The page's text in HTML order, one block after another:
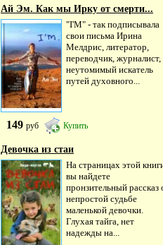
Ай Эм. Как мы Ирку от смерти...
"I'M" - так подписывала
свои письма Ирина
Мелдрис, литератор,
переводчик, журналист,
неутомимый искатель
путей духовного...
149 руб Купить
Девочка из стаи
На страницах этой
вы найдете
пронзительный рассказ
непростой судьбе
маленькой девочки.
Глухая тайга, нет
надежды на...